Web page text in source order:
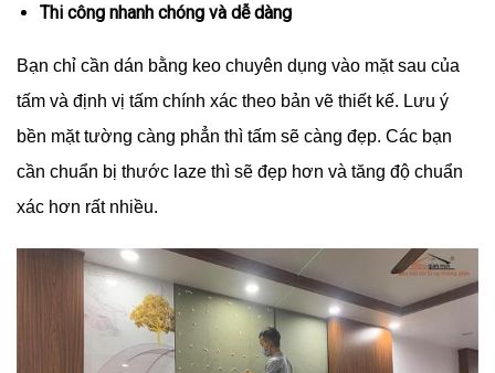
Thi công nhanh chóng và dễ dàng
Bạn chỉ cần dán bằng keo chuyên dụng vào mặt sau của
tấm và định vị tấm chính xác theo bản vẽ thiết kế. Lưu ý
bền mặt tường càng phẳn thì tấm sẽ càng đẹp. Các bạn
cần chuẩn bị thước laze thì sẽ đẹp hơn và tăng độ chuẩn
xác hơn rất nhiều.